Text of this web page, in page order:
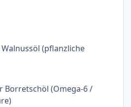
(pflanzliche
Borretschöl (Omega-6 /
: 3%